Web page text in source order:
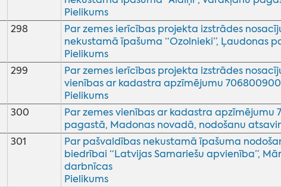
Pielikums
298
Par zemes ierīcības projekta izstrādes
nekustamā īpašuma “Ozolnieki”, Ļaudonas
Pielikums
299
Par zemes ierīcības projekta izstrādes
vienības ar kadastra apzīmējumu
Pielikums
300
Par zemes vienības ar kadastra apzīmējumu
pagastā, Madonas novadā, nodošanu
301
Par pašvaldības nekustamā īpašuma
biedrībai “Latvijas Samariešu apvienība”,
darbnīcas
Pielikums